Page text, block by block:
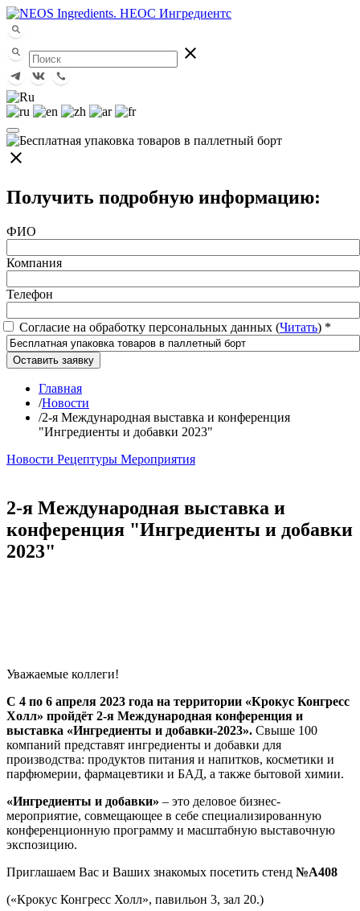
close
close
Получить подробную информацию:
ФИО
Компания
Телефон
Согласие на обработку персональных данных (Читать) *
Оставить заявку
Главная
/Новости
/2-я Международная выставка и конференция
"Ингредиенты и добавки 2023"
Новости Рецептуры Мероприятия
2-я Международная выставка и
конференция "Ингредиенты и добавки
2023"
Уважаемые коллеги!
С 4 по 6 апреля 2023 года на территории «Крокус Конгресс
Холл» пройдёт 2-я Международная конференция и
выставка «Ингредиенты и добавки-2023». Свыше 100
компаний представят ингредиенты и добавки для
производства: продуктов питания и напитков, косметики и
парфюмерии, фармацевтики и БАД, а также бытовой химии.
«Ингредиенты и добавки» – это деловое бизнес-
мероприятие, совмещающее в себе специализированную
конференционную программу и масштабную выставочную
экспозицию.
Приглашаем Вас и Ваших знакомых посетить стенд №А408
(«Крокус Конгресс Холл», павильон 3, зал 20.)